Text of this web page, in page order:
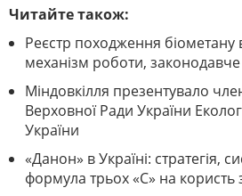
Читайте також:
Реєстр походження біометану
механізм роботи, законодавче
Міндовкілля презентувало
Верховної Ради України
України
«Данон» в Україні: стратегія,
формула трьох «С» на користь